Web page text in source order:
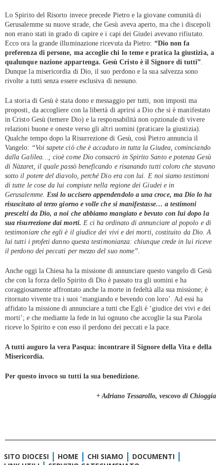
Lo Spirito del Risorto invece precede Pietro e la giovane comunità di
Gerusalemme su nuove strade, che Gesù aveva aperto, ma che i discepoli
non erano stati in grado di capire e i capi dei Giudei avevano rifiutato.
Ecco ora la grande illuminazione ricevuta da Pietro: “Dio non fa
preferenza di persone, ma accoglie chi lo teme e pratica la giustizia, a
qualunque nazione appartenga. Gesù Cristo è il Signore di tutti”.
Dunque la misericordia di Dio, il suo perdono e la sua salvezza sono
rivolte a tutti senza essere esclusiva di nessuno.
La storia di Gesù è stata dono e messaggio per tutti, non imposti ma
proposti, da accogliere con la libertà di aprirsi a Dio che si è manifestato
in Cristo Gesù (temere Dio) e la responsabilità non opzionale di vivere
relazioni buone e oneste verso gli altri uomini (praticare la giustizia).
Qualche tempo dopo la Risurrezione di Gesù, così Pietro annuncia il
Vangelo: “Voi sapete ciò che è accaduto in tutta la Giudea, cominciando
dalla Galilea…; cioè come Dio consacrò in Spirito Santo e potenza Gesù
di Nàzaret, il quale passò beneficando e risanando tutti coloro che stavano
sotto il potere del diavolo, perché Dio era con lui. E noi siamo testimoni
di tutte le cose da lui compiute nella regione dei Giudei e in
Gerusalemme. Essi lo uccisero appendendolo a una croce, ma Dio lo ha
risuscitato al terzo giorno e volle che si manifestasse… a testimoni
prescelti da Dio, a noi che abbiamo mangiato e bevuto con lui dopo la
sua risurrezione dai morti. E ci ha ordinato di annunciare al popolo e di
testimoniare che egli è il giudice dei vivi e dei morti, costituito da Dio. A
lui tutti i profeti danno questa testimonianza: chiunque crede in lui riceve
il perdono dei peccati per mezzo del suo nome”.
Anche oggi la Chiesa ha la missione di annunciare questo vangelo di Gesù
che con la forza dello Spirito di Dio è passato tra gli uomini e ha
coraggiosamente affrontato anche la morte in fedeltà alla sua missione; è
ritornato vivente tra i suoi ‘mangiando e bevendo con loro’. Ad essi ha
affidato la missione di annunciare a tutti che Egli è ‘giudice dei vivi e dei
morti’; e che mediante la fede in lui ognuno che accoglie la sua Parola
riceve lo Spirito e con esso il perdono dei peccati e la pace.
A tutti auguro la vera Pasqua: incontrare il Signore della Vita e della
Misericordia.
Per questo invoco su tutti la sua benedizione.
+ Adriano Tessarollo, vescovo di Chioggia
SITO DIOCESI HOME CHI SIAMO
DOCUMENTI